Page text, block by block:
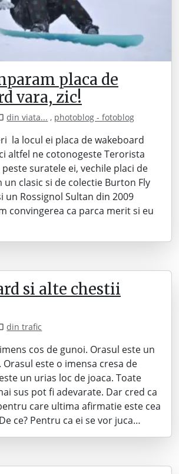
placa de
vara, zic!
din viata... , photoblog - fotoblog
la locul ei placa de wakeboard
altfel ne cotonogeste Terorista
suratele ei, vechile placi de
un clasic si de colectie Burton Fly
un Rossignol Sultan din 2009
convingerea ca parca merit si eu
si alte chestii
din trafic
cos de gunoi. Orasul este un
Orasul este o imensa cresa de
un urias loc de joaca. Toate
sus pot fi adevarate. Dar cred ca
care ultima afirmatie este cea
ce? Pentru ca ei se vor juca…